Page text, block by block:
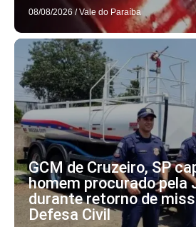
08/08/2026 / Vale do Paraíba
GCM de Cruzeiro, SP
homem procurado pela
durante retorno de
Defesa Civil